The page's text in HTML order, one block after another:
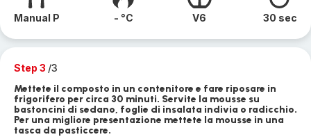
Manual P - °C V6 30 sec
Step 3 /3
Mettete il composto in un contenitore e fare riposare in
frigorifero per circa 30 minuti. Servite la mousse su
bastoncini di sedano, foglie di insalata indivia o radicchio.
Per una migliore presentazione mettete la mousse in una
tasca da pasticcere.